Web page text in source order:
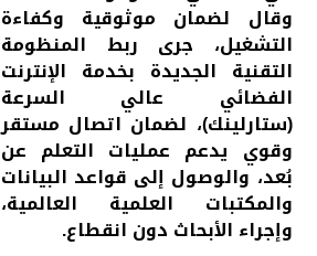
وقال لضمان موثوقية وكفاءة
التشغيل، جرى ربط المنظومة
التقنية الجديدة بخدمة الإنترنت
الفضائي عالي السرعة
(ستارلينك)، لضمان اتصال مستقر
وقوي يدعم عمليات التعلم عن
بُعد، والوصول إلى قواعد البيانات
والمكتبات العلمية العالمية،
وإجراء الأبحاث دون انقطاع.